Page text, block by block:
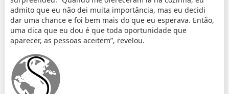
admito que eu não dei muita importância, mas eu decidi
dar uma chance e foi bem mais do que eu esperava. Então,
uma dica que eu dou é que toda oportunidade que
aparecer, as pessoas aceitem”, revelou.